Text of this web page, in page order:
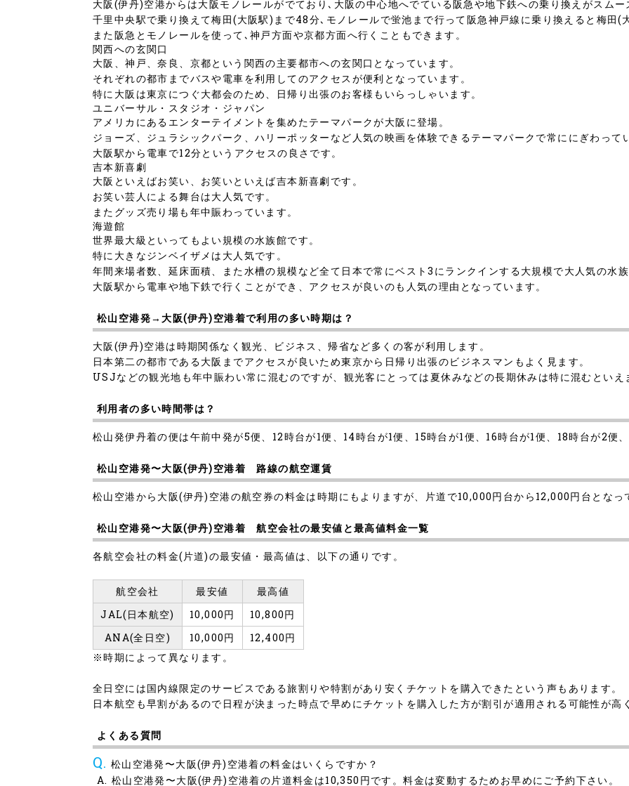
大阪(伊丹)空港からは大阪モノレールがでており､大阪の中心地へでている阪急や地下鉄への乗り換えがスムー
千里中央駅で乗り換えて梅田(大阪駅)まで48分､モノレールで蛍池まで行って阪急神戸線に乗り換えると梅田(
また阪急とモノレールを使って､神戸方面や京都方面へ行くこともできます。
関西への玄関口
大阪、神戸、奈良、京都という関西の主要都市への玄関口となっています。
それぞれの都市までバスや電車を利用してのアクセスが便利となっています。
特に大阪は東京につぐ大都会のため、日帰り出張のお客様もいらっしゃいます。
ユニバーサル・スタジオ・ジャパン
アメリカにあるエンターテイメントを集めたテーマパークが大阪に登場。
ジョーズ、ジュラシックパーク、ハリーポッターなど人気の映画を体験できるテーマパークで常ににぎわって
大阪駅から電車で12分というアクセスの良さです。
吉本新喜劇
大阪といえばお笑い、お笑いといえば吉本新喜劇です。
お笑い芸人による舞台は大人気です。
またグッズ売り場も年中賑わっています。
海遊館
世界最大級といってもよい規模の水族館です。
特に大きなジンベイザメは大人気です。
年間来場者数、延床面積、また水槽の規模など全て日本で常にベスト3にランクインする大規模で大人気の水族
大阪駅から電車や地下鉄で行くことができ、アクセスが良いのも人気の理由となっています。
松山空港発→大阪(伊丹)空港着で利用の多い時期は？
大阪(伊丹)空港は時期関係なく観光、ビジネス、帰省など多くの客が利用します。
日本第二の都市である大阪までアクセスが良いため東京から日帰り出張のビジネスマンもよく見ます。
USJなどの観光地も年中賑わい常に混むのですが、観光客にとっては夏休みなどの長期休みは特に混むといえ
利用者の多い時間帯は？
松山発伊丹着の便は午前中発が5便、12時台が1便、14時台が1便、15時台が1便、16時台が1便、18時台が2便、
松山空港発〜大阪(伊丹)空港着 路線の航空運賃
松山空港から大阪(伊丹)空港の航空券の料金は時期にもよりますが、片道で10,000円台から12,000円台となっ
松山空港発〜大阪(伊丹)空港着 航空会社の最安値と最高値料金一覧
各航空会社の料金(片道)の最安値・最高値は、以下の通りです。
航空会社 最安値
最高値
JAL(日本航空)
10,000円
10,800円
ANA(全日空)
10,000円
12,400円
※時期によって異なります。
全日空には国内線限定のサービスである旅割りや特割があり安くチケットを購入できたという声もあります。
日本航空も早割があるので日程が決まった時点で早めにチケットを購入した方が割引が適用される可能性が高
よくある質問
松山空港発〜大阪(伊丹)空港着の料金はいくらですか？
松山空港発〜大阪(伊丹)空港着の片道料金は10,350円です。料金は変動するためお早めにご予約下さい。